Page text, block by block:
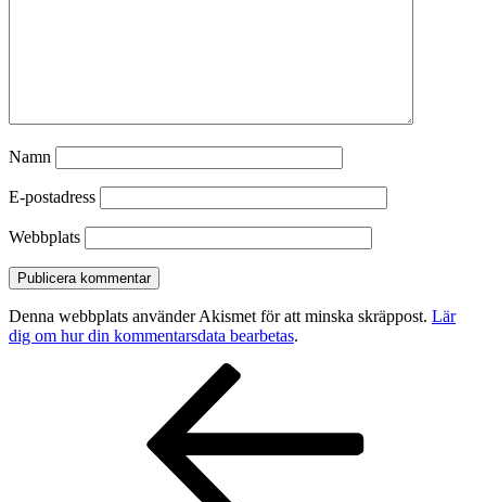
Namn
E-postadress
Webbplats
Denna webbplats använder Akismet för att minska skräppost. Lär
dig om hur din kommentarsdata bearbetas.
Inläggsnavigering